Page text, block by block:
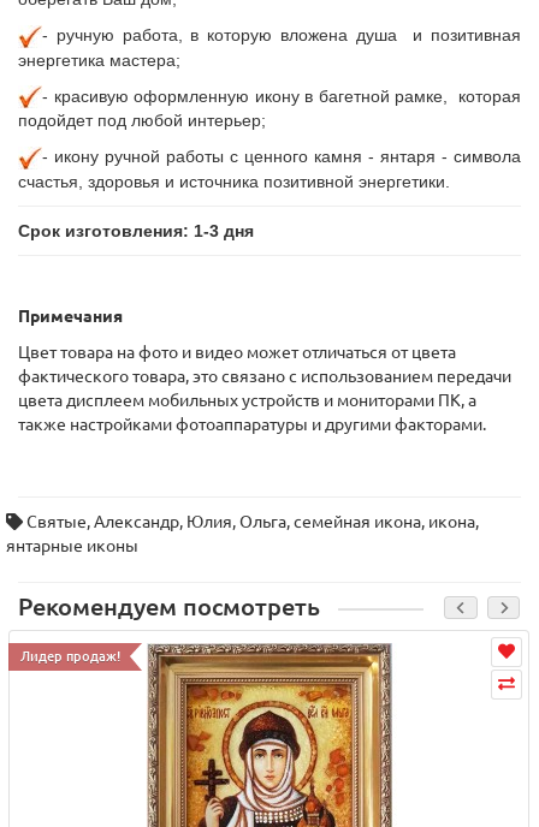
- ручную работа, в которую вложена душа и позитивная
энергетика мастера;
- красивую оформленную икону в багетной рамке, которая
подойдет под любой интерьер;
- икону ручной работы с ценного камня - янтаря - символа
счастья, здоровья и источника позитивной энергетики.
Срок изготовления: 1-3 дня
Примечания
Цвет товара на фото и видео может отличаться от цвета
фактического товара, это связано с использованием передачи
цвета дисплеем мобильных устройств и мониторами ПК, а
также настройками фотоаппаратуры и другими факторами.
Святые,Александр, Юлия,Ольга,семейная икона, икона,
янтарные иконы
Рекомендуем посмотреть
Лидер продаж!